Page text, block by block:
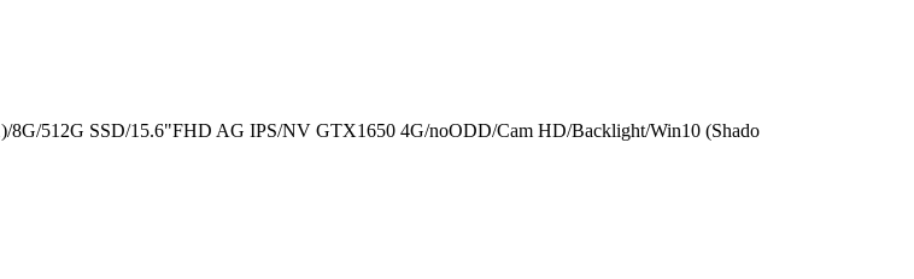
­512G SSD/­15.6"FHD AG IPS/­NV GTX1650 4G/­noODD/­Cam HD/­Backlight/­Win10 (Shado